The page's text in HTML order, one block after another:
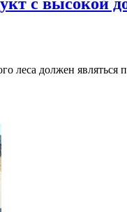
леса должен